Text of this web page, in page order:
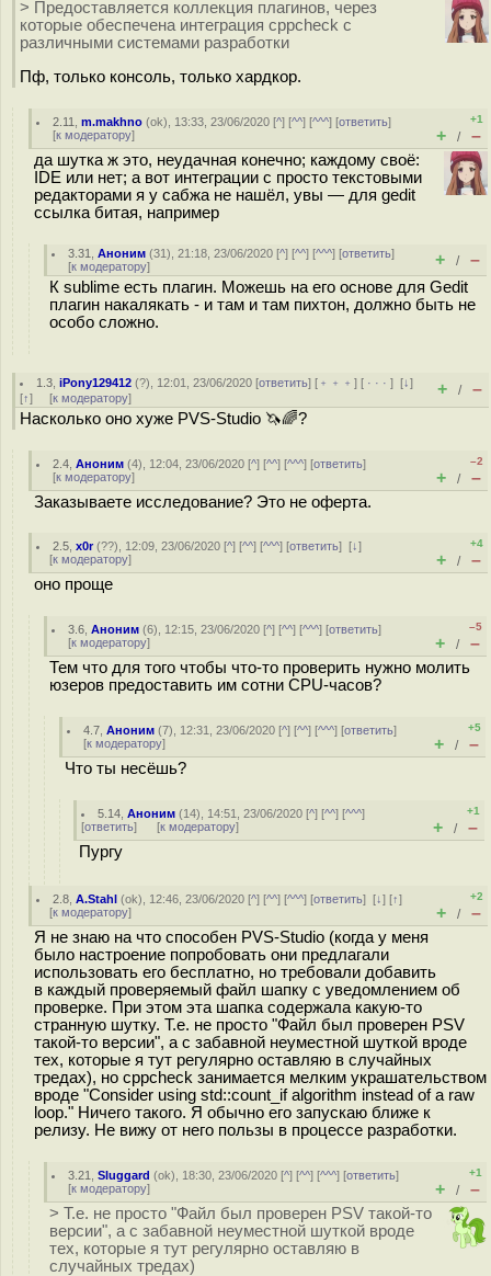
> Предоставляется коллекция плагинов, через
которые обеспечена интеграция cppcheck с
различными системами разработки
Пф, только консоль, только хардкор.
2.11 ,m.makhno (ok), 13:33, 23/06/2020 [^] [^^] [^^^] [ответить]
[к модератору]
+1
+ / –
да шутка ж это, неудачная конечно; каждому своё:
IDE или нет; а вот интеграции с просто текстовыми
редакторами я у сабжа не нашёл, увы — для gedit
ссылка битая, например
3.31 ,Аноним (31), 21:18, 23/06/2020 [^] [^^] [^^^] [ответить]
[к модератору] + / –
К sublime есть плагин. Можешь на его основе для Gedit
плагин накалякать - и там и там пихтон, должно быть не
особо сложно.
1.3 ,iPony129412 (?), 12:01, 23/06/2020 [ответить] [ ﹢﹢﹢] [ · · ·][↓]
[↑] [к модератору] + / –
Насколько оно хуже PVS-Studio 🦄🌈?
2.4 ,Аноним (4), 12:04, 23/06/2020 [^] [^^] [^^^] [ответить]
[к модератору]
–2
+ / –
Заказываете исследование? Это не оферта.
2.5 ,x0r(??), 12:09, 23/06/2020 [^] [^^] [^^^] [ответить][↓]
[к модератору]
+4
+ / –
оно проще
3.6 ,Аноним (6), 12:15, 23/06/2020 [^] [^^] [^^^] [ответить]
[к модератору]
–5
+ / –
Тем что для того чтобы что-то проверить нужно молить
юзеров предоставить им сотни CPU-часов?
4.7 ,Аноним (7), 12:31, 23/06/2020 [^] [^^] [^^^] [ответить]
[к модератору]
+5
+ / –
Что ты несёшь?
5.14 ,Аноним (14), 14:51, 23/06/2020 [^] [^^] [^^^]
[ответить] [к модератору]
+1
+ / –
Пургу
2.8 ,A.Stahl (ok), 12:46, 23/06/2020 [^] [^^] [^^^] [ответить][↓] [↑]
[к модератору]
+2
+ / –
Я не знаю на что способен PVS-Studio (когда у меня
было настроение попробовать они предлагали
использовать его бесплатно, но требовали добавить
в каждый проверяемый файл шапку с уведомлением об
проверке. При этом эта шапка содержала какую-то
странную шутку. Т.е. не просто "Файл был проверен PSV
такой-то версии", а с забавной неуместной шуткой вроде
тех, которые я тут регулярно оставляю в случайных
тредах), но cppcheck занимается мелким украшательством
вроде "Consider using std::count_if algorithm instead of a raw
loop." Ничего такого. Я обычно его запускаю ближе к
релизу. Не вижу от него пользы в процессе разработки.
3.21 ,Sluggard (ok), 18:30, 23/06/2020 [^] [^^] [^^^] [ответить]
[к модератору]
+1
+ / –
> Т.е. не просто "Файл был проверен PSV такой-то
версии", а с забавной неуместной шуткой вроде
тех, которые я тут регулярно оставляю в
случайных тредах)